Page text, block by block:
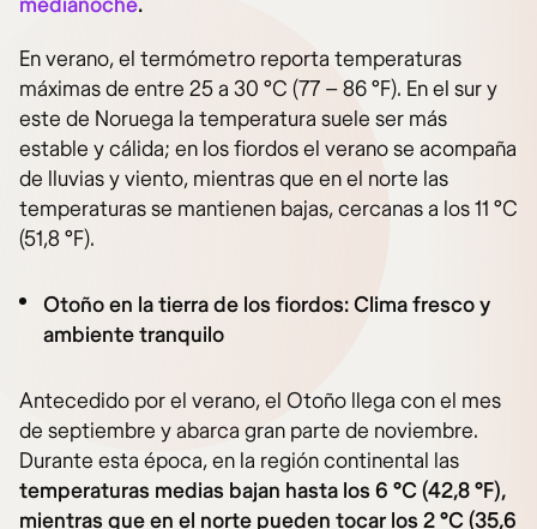
medianoche.
En verano, el termómetro reporta temperaturas
máximas de entre 25 a 30 °C (77 – 86 °F). En el sur y
este de Noruega la temperatura suele ser más
estable y cálida; en los fiordos el verano se acompaña
de lluvias y viento, mientras que en el norte las
temperaturas se mantienen bajas, cercanas a los 11 °C
(51,8 °F).
Otoño en la tierra de los fiordos: Clima fresco y
ambiente tranquilo
Antecedido por el verano, el Otoño llega con el mes
de septiembre y abarca gran parte de noviembre.
Durante esta época, en la región continental las
temperaturas medias bajan hasta los 6 °C (42,8 °F),
mientras que en el norte pueden tocar los 2 °C (35,6